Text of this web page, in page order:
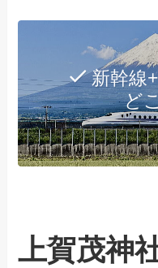
新幹線
ど
上賀茂神